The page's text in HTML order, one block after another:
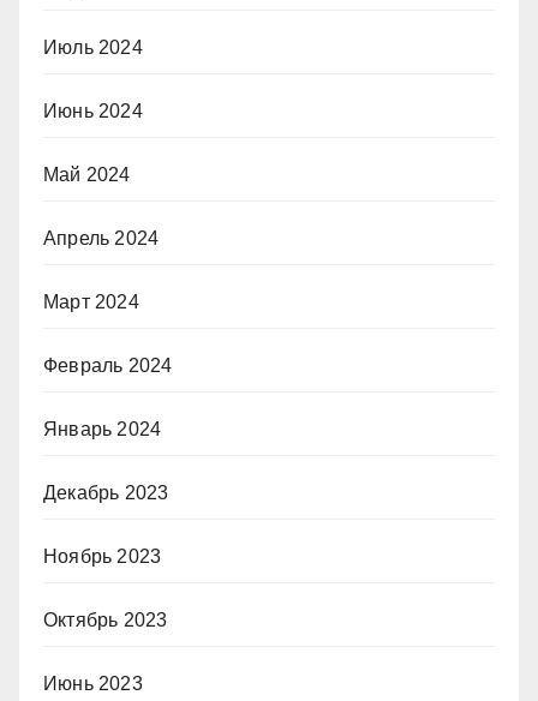
Июль 2024
Июнь 2024
Май 2024
Апрель 2024
Март 2024
Февраль 2024
Январь 2024
Декабрь 2023
Ноябрь 2023
Октябрь 2023
Июнь 2023